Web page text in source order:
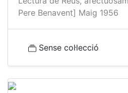
Pere Benavent] Maig 1956
Sense col·lecció